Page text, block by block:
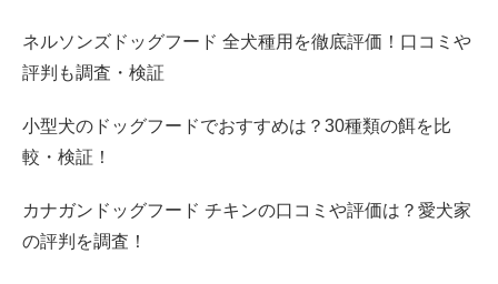
ネルソンズドッグフード 全犬種用を徹底評価！口コミや
評判も調査・検証
小型犬のドッグフードでおすすめは？30種類の餌を比
較・検証！
カナガンドッグフード チキンの口コミや評価は？愛犬家
の評判を調査！